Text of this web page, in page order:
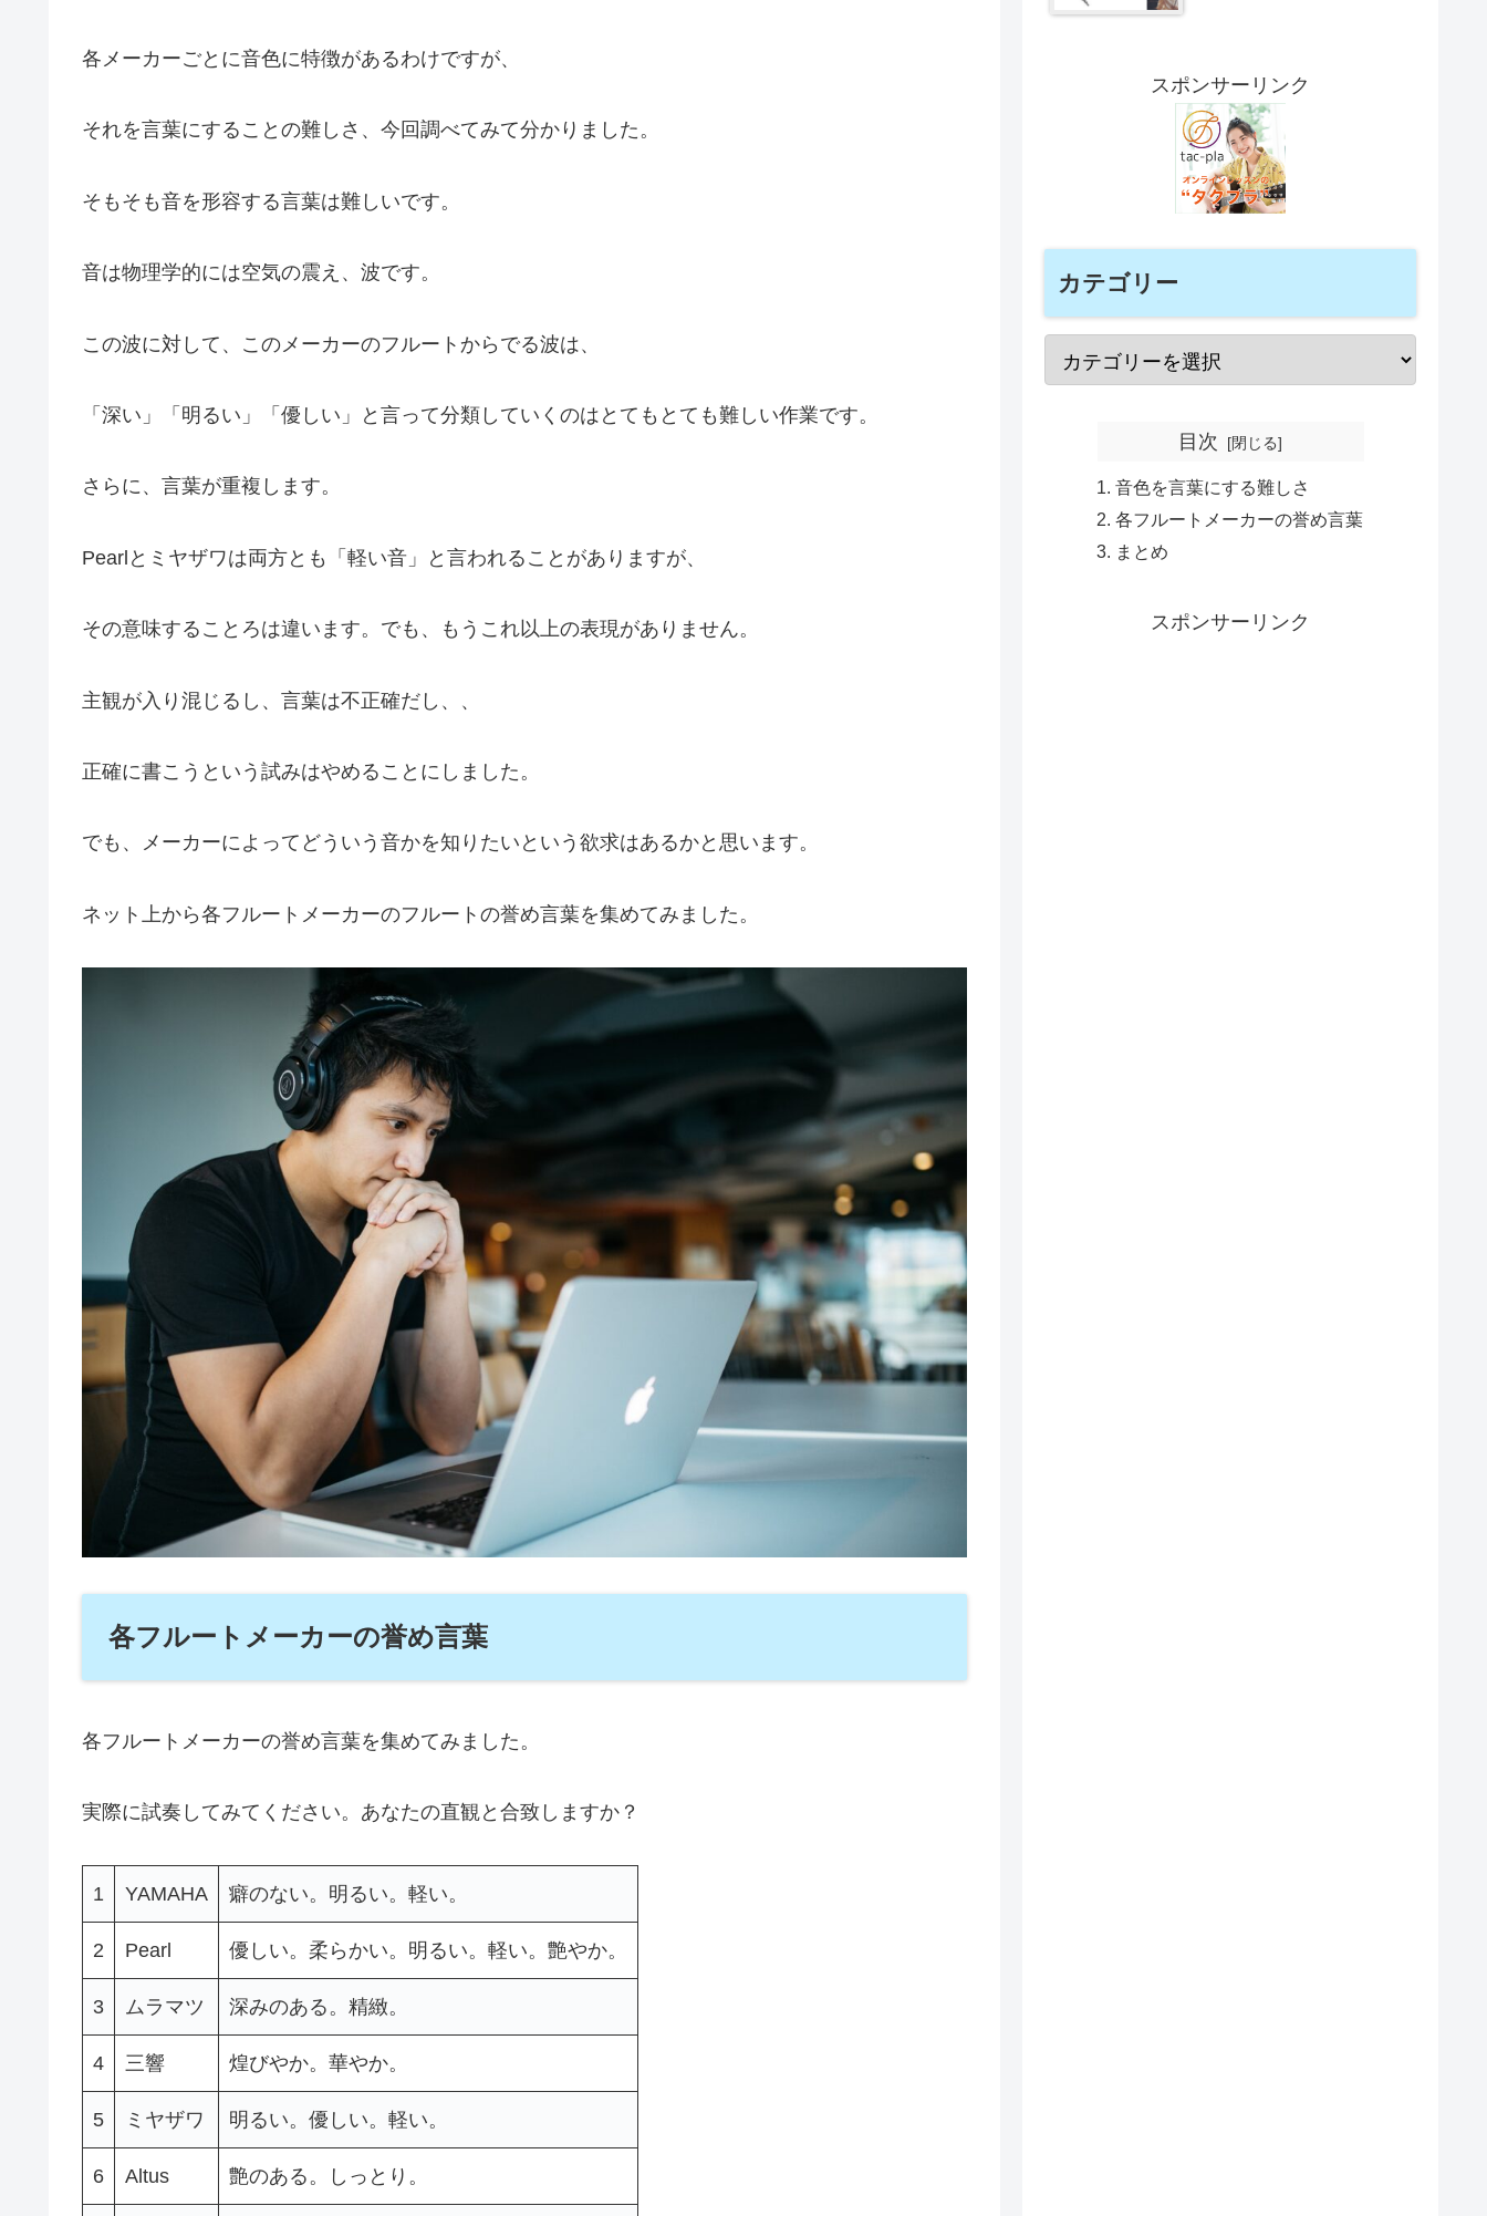
各メーカーごとに音色に特徴があるわけですが、
それを言葉にすることの難しさ、今回調べてみて分かりました。
そもそも音を形容する言葉は難しいです。
音は物理学的には空気の震え、波です。
この波に対して、このメーカーのフルートからでる波は、
「深い」「明るい」「優しい」と言って分類していくのはとてもとても難しい作業です。
さらに、言葉が重複します。
Pearlとミヤザワは両方とも「軽い音」と言われることがありますが、
その意味することろは違います。でも、もうこれ以上の表現がありません。
主観が入り混じるし、言葉は不正確だし、、
正確に書こうという試みはやめることにしました。
でも、メーカーによってどういう音かを知りたいという欲求はあるかと思います。
ネット上から各フルートメーカーのフルートの誉め言葉を集めてみました。
各フルートメーカーの誉め言葉
各フルートメーカーの誉め言葉を集めてみました。
実際に試奏してみてください。あなたの直観と合致しますか？
1 YAMAHA 癖のない。明るい。軽い。
2 Pearl 優しい。柔らかい。明るい。軽い。艶やか。
3 ムラマツ 深みのある。精緻。
4 三響 煌びやか。華やか。
5 ミヤザワ 明るい。優しい。軽い。
6 Altus 艶のある。しっとり。
スポンサーリンク
カテゴリー
目次
音色を言葉にする難しさ
各フルートメーカーの誉め言葉
まとめ
スポンサーリンク